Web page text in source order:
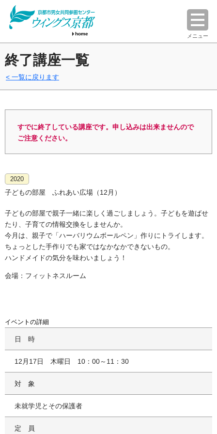
home メニュー
終了講座一覧
一覧に戻ります
すでに終了している講座です。申し込みは出来ませんので
ご注意ください。
2020
子どもの部屋 ふれあい広場（12月）
子どもの部屋で親子一緒に楽しく過ごしましょう。子どもを遊ばせ
たり、子育ての情報交換をしませんか。
今月は、親子で「ハーバリウムボールペン」作りにトライします。
ちょっとした手作りでも家ではなかなかできないもの。
ハンドメイドの気分を味わいましょう！
会場：フィットネスルーム
イベントの詳細
日時
12月17日 木曜日 10：00～11：30
対象
未就学児とその保護者
定員